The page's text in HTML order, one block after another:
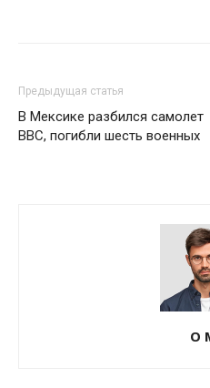
Предыдущая статья
В Мексике разбился самолет
ВВС, погибли шесть военных
О